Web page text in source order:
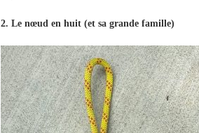
2. Le nœud en huit (et sa grande famille)